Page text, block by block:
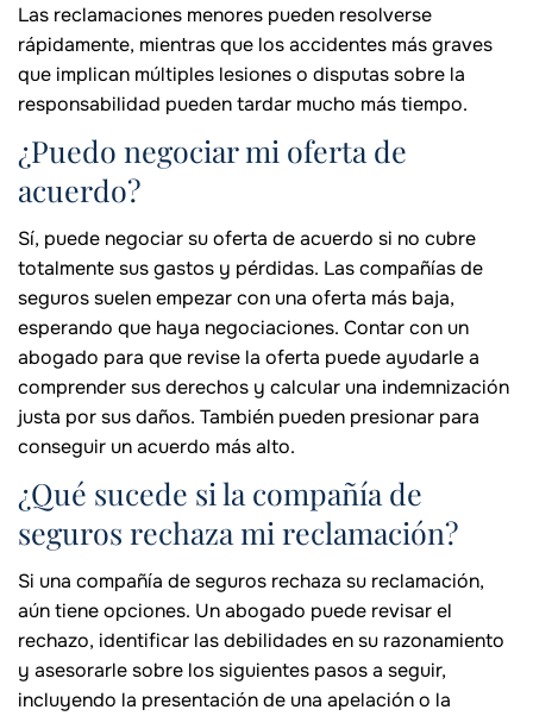
Las reclamaciones menores pueden resolverse
rápidamente, mientras que los accidentes más graves
que implican múltiples lesiones o disputas sobre la
responsabilidad pueden tardar mucho más tiempo.
¿Puedo negociar mi oferta de
acuerdo?
Sí, puede negociar su oferta de acuerdo si no cubre
totalmente sus gastos y pérdidas. Las compañías de
seguros suelen empezar con una oferta más baja,
esperando que haya negociaciones. Contar con un
abogado para que revise la oferta puede ayudarle a
comprender sus derechos y calcular una indemnización
justa por sus daños. También pueden presionar para
conseguir un acuerdo más alto.
¿Qué sucede si la compañía de
seguros rechaza mi reclamación?
Si una compañía de seguros rechaza su reclamación,
aún tiene opciones. Un abogado puede revisar el
rechazo, identificar las debilidades en su razonamiento
y asesorarle sobre los siguientes pasos a seguir,
incluyendo la presentación de una apelación o la